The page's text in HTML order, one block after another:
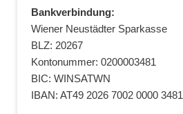
Bankverbindung:
Wiener Neustädter Sparkasse
BLZ: 20267
Kontonummer: 0200003481
BIC: WINSATWN
IBAN: AT49 2026 7002 0000 3481